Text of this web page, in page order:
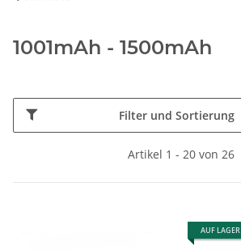
1001mAh - 1500mAh
Filter und Sortierung
Artikel 1 - 20 von 26
AUF LAGER